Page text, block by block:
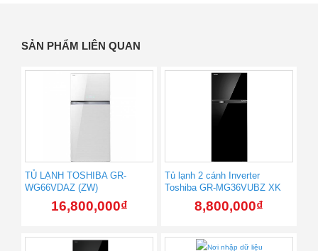
SẢN PHẨM LIÊN QUAN
TỦ LẠNH TOSHIBA GR-
WG66VDAZ (ZW)
16,800,000₫
Tủ lạnh 2 cánh Inverter
Toshiba GR-MG36VUBZ XK
8,800,000₫